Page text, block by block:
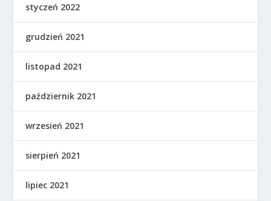
styczeń 2022
grudzień 2021
listopad 2021
październik 2021
wrzesień 2021
sierpień 2021
lipiec 2021